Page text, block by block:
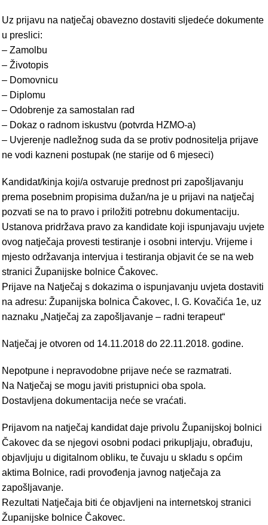
Uz prijavu na natječaj obavezno dostaviti sljedeće dokumente
u preslici:
– Zamolbu
– Životopis
– Domovnicu
– Diplomu
– Odobrenje za samostalan rad
– Dokaz o radnom iskustvu (potvrda HZMO-a)
– Uvjerenje nadležnog suda da se protiv podnositelja prijave
ne vodi kazneni postupak (ne starije od 6 mjeseci)
Kandidat/kinja koji/a ostvaruje prednost pri zapošljavanju
prema posebnim propisima dužan/na je u prijavi na natječaj
pozvati se na to pravo i priložiti potrebnu dokumentaciju.
Ustanova pridržava pravo za kandidate koji ispunjavaju uvjete
ovog natječaja provesti testiranje i osobni intervju. Vrijeme i
mjesto održavanja intervjua i testiranja objavit će se na web
stranici Županijske bolnice Čakovec.
Prijave na Natječaj s dokazima o ispunjavanju uvjeta dostaviti
na adresu: Županijska bolnica Čakovec, I. G. Kovačića 1e, uz
naznaku „Natječaj za zapošljavanje – radni terapeut“
Natječaj je otvoren od 14.11.2018 do 22.11.2018. godine.
Nepotpune i nepravodobne prijave neće se razmatrati.
Na Natječaj se mogu javiti pristupnici oba spola.
Dostavljena dokumentacija neće se vraćati.
Prijavom na natječaj kandidat daje privolu Županijskoj bolnici
Čakovec da se njegovi osobni podaci prikupljaju, obrađuju,
objavljuju u digitalnom obliku, te čuvaju u skladu s općim
aktima Bolnice, radi provođenja javnog natječaja za
zapošljavanje.
Rezultati Natječaja biti će objavljeni na internetskoj stranici
Županijske bolnice Čakovec.